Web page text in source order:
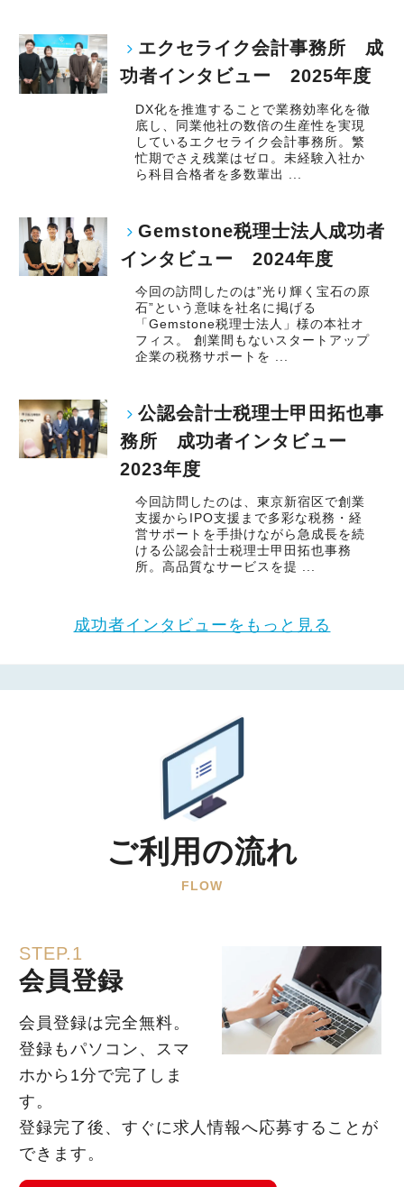
エクセライク会計事務所 成
功者インタビュー 2025年度
DX化を推進することで業務効率化を徹
底し、同業他社の数倍の生産性を実現
しているエクセライク会計事務所。繁
忙期でさえ残業はゼロ。未経験入社か
ら科目合格者を多数輩出 ...
Gemstone税理士法人成功者
インタビュー 2024年度
今回の訪問したのは”光り輝く宝石の原
石”という意味を社名に掲げる
「Gemstone税理士法人」様の本社オ
フィス。 創業間もないスタートアップ
企業の税務サポートを ...
公認会計士税理士甲田拓也事
務所 成功者インタビュー
2023年度
今回訪問したのは、東京新宿区で創業
支援からIPO支援まで多彩な税務・経
営サポートを手掛けながら急成長を続
ける公認会計士税理士甲田拓也事務
所。高品質なサービスを提 ...
成功者インタビューをもっと見る
ご利用の流れ
FLOW
STEP.1
会員登録
会員登録は完全無料。
登録もパソコン、スマ
ホから1分で完了しま
す。
登録完了後、すぐに求人情報へ応募することが
できます。